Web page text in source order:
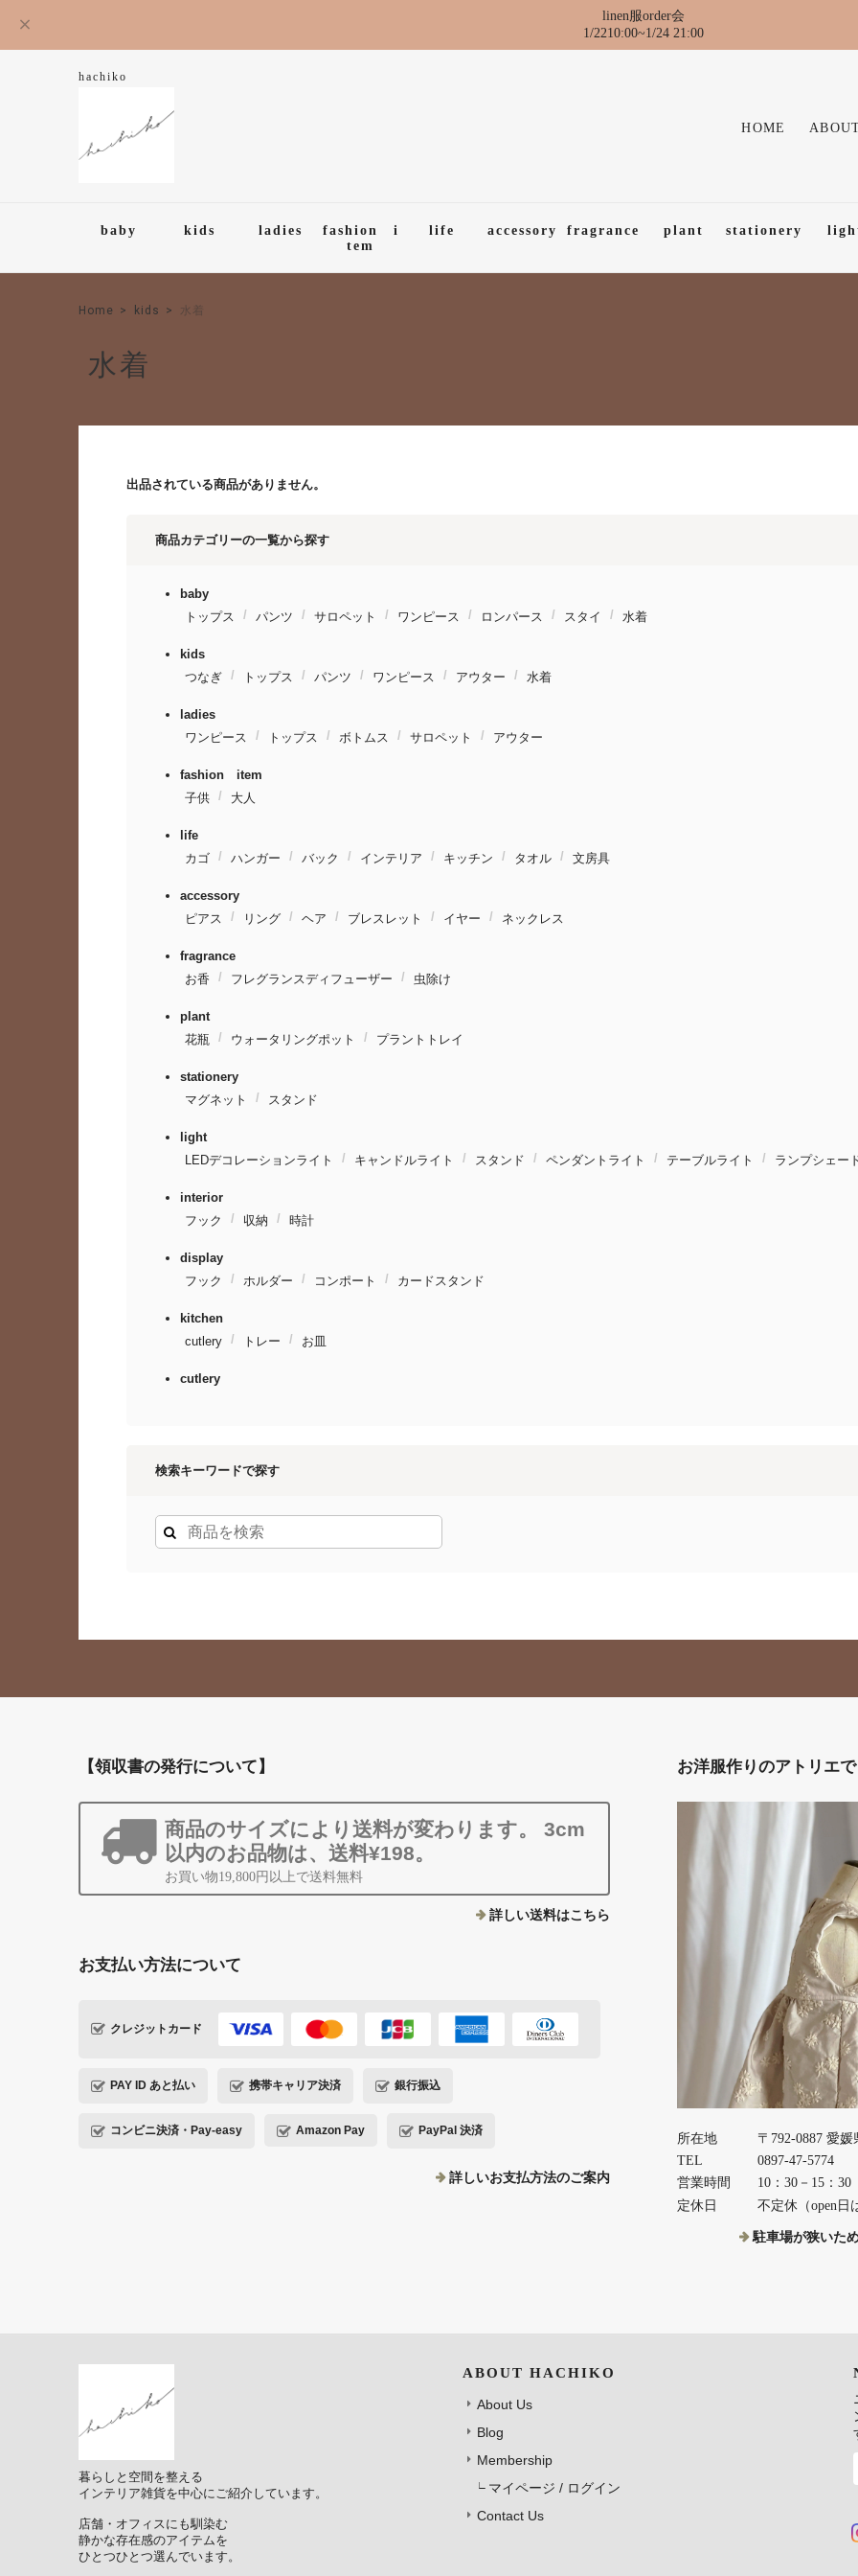
linen服order会
1/2210:00~1/24 21:00
hachiko
HOME
baby kids ladies
fashion i
tem
life accessory fragrance plant stationery
Home kids 水着
水着
出品されている商品がありません。
商品カテゴリーの一覧から探す
baby
トップス
パンツ サロペット ワンピース ロンパース スタイ 水着
kids
つなぎ
トップス パンツ ワンピース アウター 水着
ladies
ワンピース
トップス ボトムス サロペット アウター
fashion item
子供
大人
life
カゴ
ハンガー バック インテリア キッチン タオル 文房具
accessory
ピアス
リング ヘア ブレスレット イヤー ネックレス
fragrance
お香
フレグランスディフューザー 虫除け
plant
花瓶
ウォータリングポット プラントトレイ
stationery
マグネット
スタンド
light
LEDデコレーションライト
キャンドルライト スタンド ペンダントライト テーブルライト ランプシェー
interior
フック
収納 時計
display
フック
ホルダー コンポート カードスタンド
kitchen
cutlery
トレー お皿
cutlery
検索キーワードで探す
【領収書の発行について】
商品のサイズにより送料が変わります。 3cm
以内のお品物は、送料¥198。
お買い物19,800円以上で送料無料
詳しい送料はこちら
お支払い方法について
クレジットカード
PAY ID あと払い 携帯キャリア決済 銀行振込
コンビニ決済・Pay-easy Amazon Pay PayPal 決済
詳しいお支払方法のご案内
お洋服作りのアトリエ
所在地
〒792-0887 愛
TEL
0897-47-5774
営業時間
10：30－15：30
定休日
不定休（open日
駐車場が狭いた
暮らしと空間を整える
インテリア雑貨を中心にご紹介しています。
店舗・オフィスにも馴染む
静かな存在感のアイテムを
ひとつひとつ選んでいます。
ABOUT HACHIKO
About Us
Blog
Membership
マイページ / ログイン
Contact Us